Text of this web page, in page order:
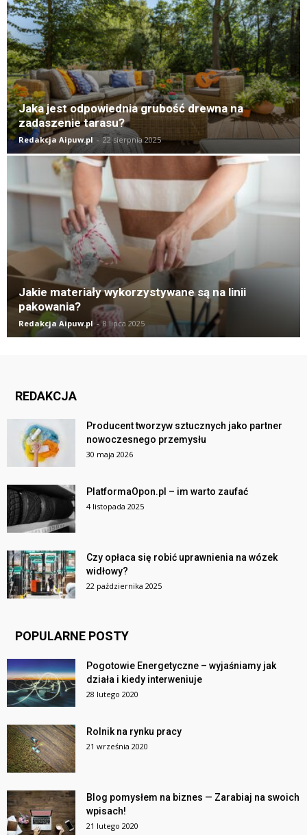
Jaka jest odpowiednia grubość drewna na
zadaszenie tarasu?
Redakcja Aipuw.pl - 22 sierpnia 2025
Jakie materiały wykorzystywane są na linii
pakowania?
Redakcja Aipuw.pl - 8 lipca 2025
REDAKCJA
Producent tworzyw sztucznych jako partner
nowoczesnego przemysłu
30 maja 2026
PlatformaOpon.pl – im warto zaufać
4 listopada 2025
Czy opłaca się robić uprawnienia na wózek
widłowy?
22 października 2025
POPULARNE POSTY
Pogotowie Energetyczne – wyjaśniamy jak
działa i kiedy interweniuje
28 lutego 2020
Rolnik na rynku pracy
21 września 2020
Blog pomysłem na biznes — Zarabiaj na swoich
wpisach!
21 lutego 2020